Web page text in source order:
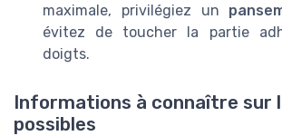
maximale, privilégiez un
évitez de toucher la partie
doigts.
Informations à connaître sur
possibles